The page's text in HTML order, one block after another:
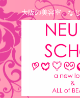
大阪の美容室。な